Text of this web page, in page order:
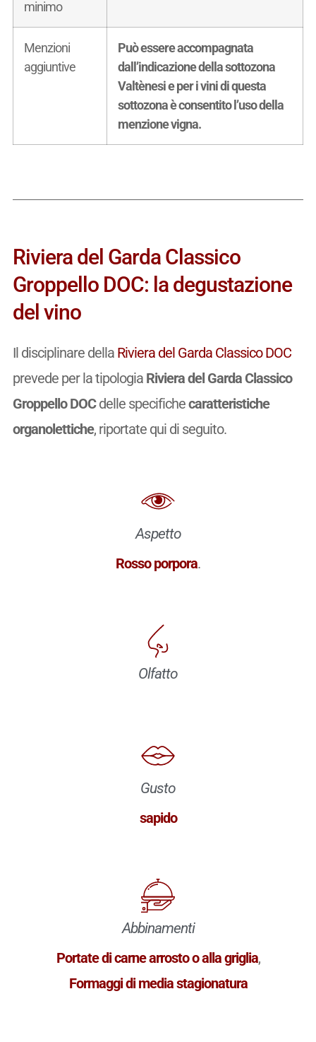
minimo
Menzioni
aggiuntive
Può essere accompagnata
dall’indicazione della sottozona
Valtènesi e per i vini di questa
sottozona è consentito l’uso della
menzione vigna.
Riviera del Garda Classico
Groppello DOC: la degustazione
del vino
Il disciplinare della Riviera del Garda Classico DOC
prevede per la tipologia Riviera del Garda Classico
Groppello DOCdelle specifichecaratteristiche
organolettiche, riportate qui di seguito.
Aspetto
Rosso porpora.
Olfatto
Gusto
sapido
Abbinamenti
Portate di carne arrosto o alla griglia,
Formaggi di media stagionatura